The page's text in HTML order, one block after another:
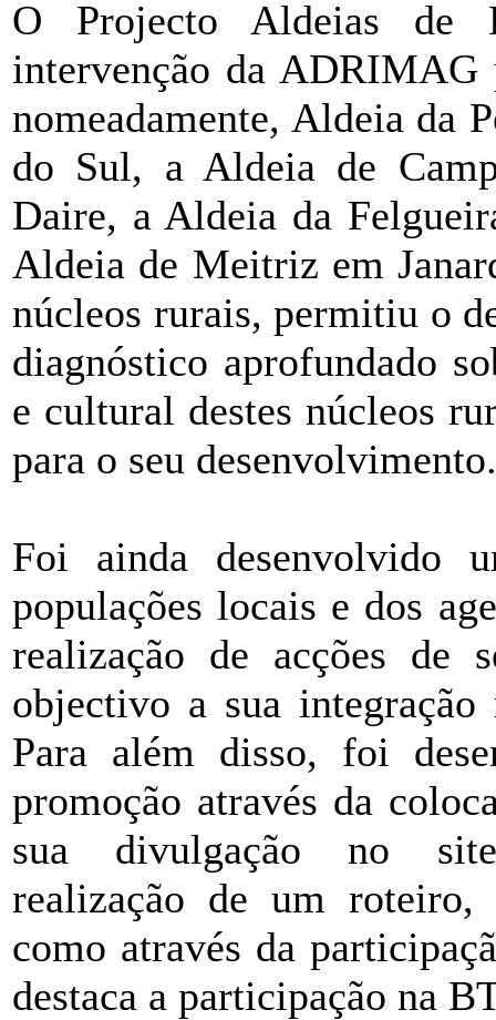
O Projecto Aldeias de
intervenção da ADRIMAG
nomeadamente, Aldeia da
do Sul, a Aldeia de
Daire, a Aldeia da
Aldeia de Meitriz em
núcleos rurais, permitiu o
diagnóstico aprofundado
e cultural destes núcleos
para o seu desenvolvimento.
Foi ainda desenvolvido
populações locais e dos
realização de acções de
objectivo a sua
Para além disso, foi
promoção através da
sua divulgação no
realização de um
como através da
destaca a participação na